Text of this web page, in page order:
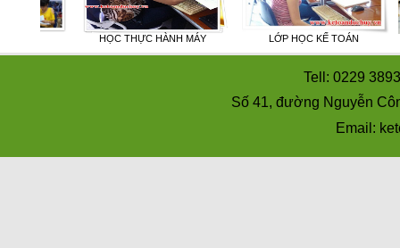
HỌC THỰC HÀNH MÁY LỚP HỌC KẾ TOÁN
Tell: 0229
Số 41, đường Nguyễn
Email: